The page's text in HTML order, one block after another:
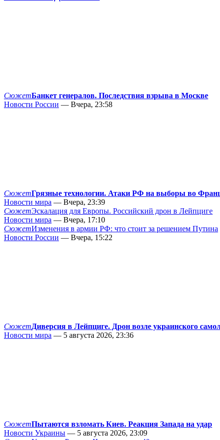
СюжетБанкет генералов. Последствия взрыва в Москве
Новости России — Вчера, 23:58
СюжетГрязные технологии. Атаки РФ на выборы во
Новости мира — Вчера, 23:39
СюжетЭскалация для Европы. Российский дрон в Лейпциге
Новости мира — Вчера, 17:10
СюжетИзменения в армии РФ: что стоит за решением Путина
Новости России — Вчера, 15:22
СюжетДиверсия в Лейпциге. Дрон возле украинского
Новости мира — 5 августа 2026, 23:36
СюжетПытаются взломать Киев. Реакция Запада на удар
Новости Украины — 5 августа 2026, 23:09